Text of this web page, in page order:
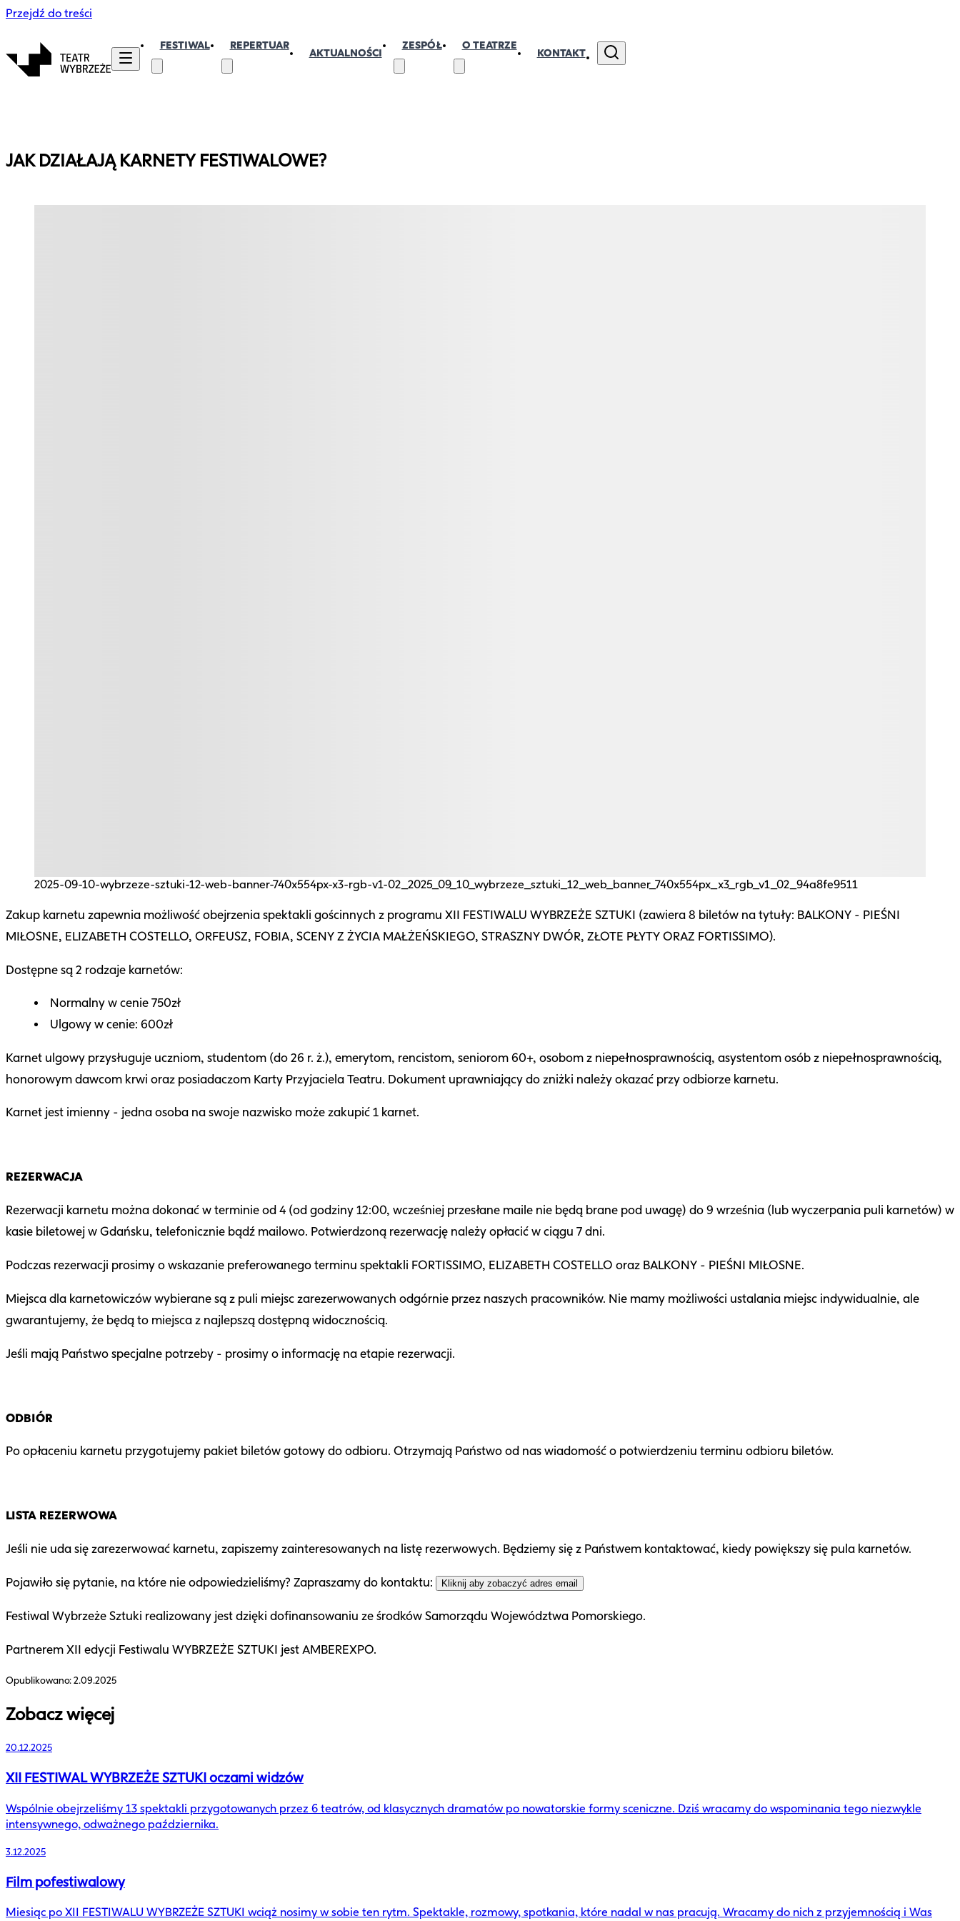
Przejdź do treści
FESTIWAL REPERTUAR
AKTUALNOŚCI
ZESPÓŁ O TEATRZE
KONTAKT
JAK DZIAŁAJĄ KARNETY FESTIWALOWE?
2025-09-10-wybrzeze-sztuki-12-web-banner-740x554px-x3-rgb-v1-02_2025_09_10_wybrzeze_sztuki_12_web_banner_740x554px_x3_rgb_v1_02_94a8fe9511
Zakup karnetu zapewnia możliwość obejrzenia spektakli gościnnych z programu XII FESTIWALU WYBRZEŻE SZTUKI (zawiera 8 biletów na tytuły: BALKONY - PIEŚNI
MIŁOSNE, ELIZABETH COSTELLO, ORFEUSZ, FOBIA, SCENY Z ŻYCIA MAŁŻEŃSKIEGO, STRASZNY DWÓR, ZŁOTE PŁYTY ORAZ FORTISSIMO).
Dostępne są 2 rodzaje karnetów:
Normalny w cenie 750zł
Ulgowy w cenie: 600zł
Karnet ulgowy przysługuje uczniom, studentom (do 26 r. ż.), emerytom, rencistom, seniorom 60+, osobom z niepełnosprawnością, asystentom osób z niepełnosprawnością,
honorowym dawcom krwi oraz posiadaczom Karty Przyjaciela Teatru. Dokument uprawniający do zniżki należy okazać przy odbiorze karnetu.
Karnet jest imienny - jedna osoba na swoje nazwisko może zakupić 1 karnet.
REZERWACJA
Rezerwacji karnetu można dokonać w terminie od 4 (od godziny 12:00, wcześniej przesłane maile nie będą brane pod uwagę) do 9 września (lub wyczerpania puli karnetów) w
kasie biletowej w Gdańsku, telefonicznie bądź mailowo. Potwierdzoną rezerwację należy opłacić w ciągu 7 dni.
Podczas rezerwacji prosimy o wskazanie preferowanego terminu spektakli FORTISSIMO, ELIZABETH COSTELLO oraz BALKONY - PIEŚNI MIŁOSNE.
Miejsca dla karnetowiczów wybierane są z puli miejsc zarezerwowanych odgórnie przez naszych pracowników. Nie mamy możliwości ustalania miejsc indywidualnie, ale
gwarantujemy, że będą to miejsca z najlepszą dostępną widocznością.
Jeśli mają Państwo specjalne potrzeby - prosimy o informację na etapie rezerwacji.
ODBIÓR
Po opłaceniu karnetu przygotujemy pakiet biletów gotowy do odbioru. Otrzymają Państwo od nas wiadomość o potwierdzeniu terminu odbioru biletów.
LISTA REZERWOWA
Jeśli nie uda się zarezerwować karnetu, zapiszemy zainteresowanych na listę rezerwowych. Będziemy się z Państwem kontaktować, kiedy powiększy się pula karnetów.
Pojawiło się pytanie, na które nie odpowiedzieliśmy? Zapraszamy do kontaktu: Kliknij aby zobaczyć adres email
Festiwal Wybrzeże Sztuki realizowany jest dzięki dofinansowaniu ze środków Samorządu Województwa Pomorskiego.
Partnerem XII edycji Festiwalu WYBRZEŻE SZTUKI jest AMBEREXPO.
Opublikowano:2.09.2025
Zobacz więcej
20.12.2025
XII FESTIWAL WYBRZEŻE SZTUKI oczami widzów
Wspólnie obejrzeliśmy 13 spektakli przygotowanych przez 6 teatrów, od klasycznych dramatów po nowatorskie formy sceniczne. Dziś wracamy do wspominania tego niezwykle
intensywnego, odważnego października.
3.12.2025
Film pofestiwalowy
Miesiąc po XII FESTIWALU WYBRZEŻE SZTUKI wciąż nosimy w sobie ten rytm. Spektakle, rozmowy, spotkania, które nadal w nas pracują. Wracamy do nich z przyjemnością i Was